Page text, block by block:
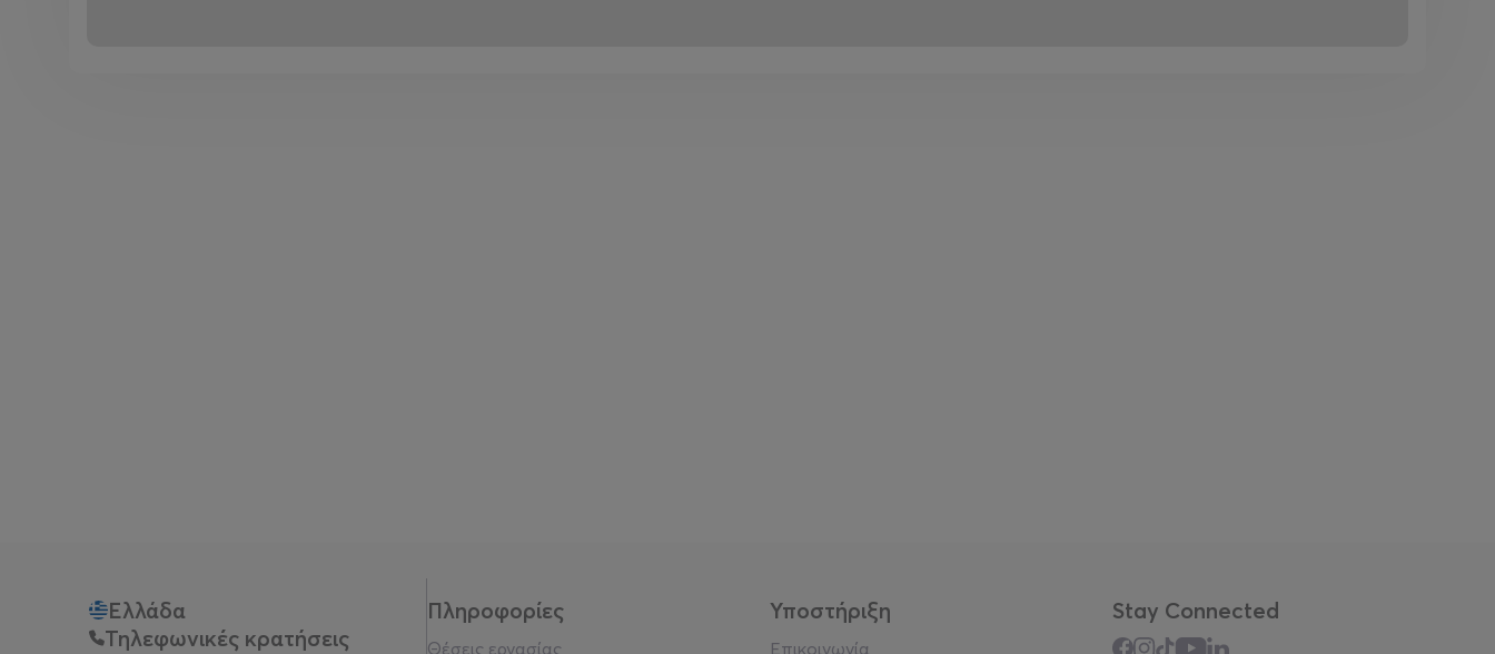
Ελλάδα
Τηλεφωνικές κρατήσεις
Πληροφορίες
Θέσεις εργασίας
Υποστήριξη
Επικοινωνία
Stay Connected